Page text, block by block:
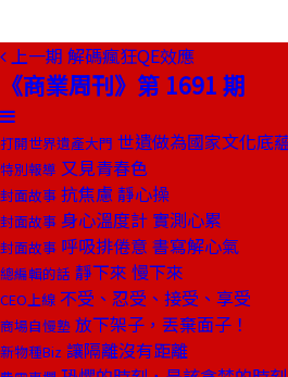
上一期 解碼瘋狂QE效應
《商業周刊》第 1691 期
打開世界遺產大門 世遺做為國家文化底
特別報導 又見青春色
封面故事 抗焦慮 靜心操
封面故事 身心溫度計 實測心累
封面故事 呼吸排倦意 書寫解心氣
總編輯的話 靜下來 慢下來
CEO上線 不受、忍受、接受、享受
商場自慢塾 放下架子，丟棄面子！
新物種Biz 讓隔離沒有距離